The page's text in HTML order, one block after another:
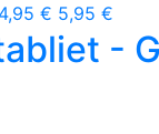
4,95 € 5,95 €
-